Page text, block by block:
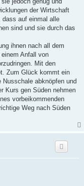
der Wirtschaft
dass auf einmal alle
sind und sie durch das
ihnen nach all dem
Anfall von
Mit den
Zum Glück kommt ein
abknöpfen und
Kurs gen Süden nehmen
vorbeikommenden
Weg nach Süden